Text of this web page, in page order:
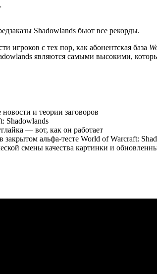
Shadowlands бьют все рекорды.
игроков с тех пор, как абонентская база
являются самыми высокими,
и теории заговоров
Shadowlands
— вот, как он работает
альфа-тесте World of Warcraft:
смены качества картинки и